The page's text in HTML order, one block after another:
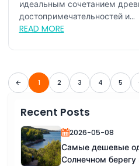
идеальным сочетанием
достопримечательностей и...
READ MORE
1 2 3 4 5
Recent Posts
2026-05-08
Самые дешевые
Солнечном